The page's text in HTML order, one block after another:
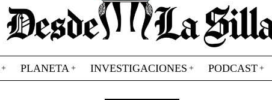
PLANETA INVESTIGACIONES PODCAST